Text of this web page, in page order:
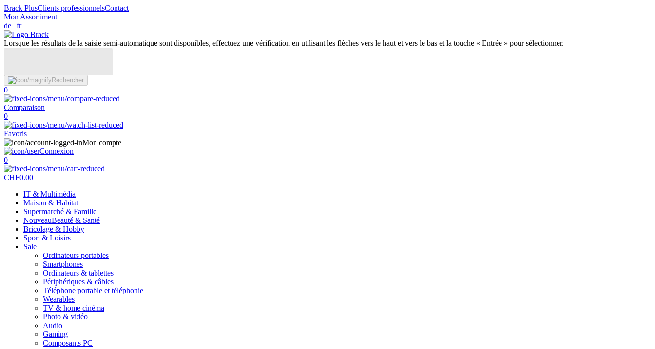
Brack PlusClients professionnelsContact
Mon Assortiment
de | fr
Lorsque les résultats de la saisie semi-automatique sont disponibles, effectuez une vérification en utilisant les flèches vers le haut et vers le bas et la touche « Entrée » pour sélectionner.
Rechercher
0
Comparaison
0
Favoris
Mon compte
Connexion
0
CHF0.00
IT & Multimédia
Maison & Habitat
Supermarché & Famille
NouveauBeauté & Santé
Bricolage & Hobby
Sport & Loisirs
Sale
Ordinateurs portables
Smartphones
Ordinateurs & tablettes
Périphériques & câbles
Téléphone portable et téléphonie
Wearables
TV & home cinéma
Photo & vidéo
Audio
Gaming
Composants PC